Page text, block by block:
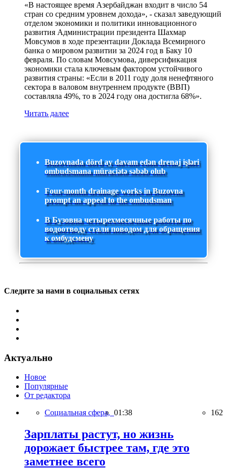
«В настоящее время Азербайджан входит в число 54
стран со средним уровнем дохода», - сказал заведующий
отделом экономики и политики инновационного
развития Администрации президента Шахмар
Мовсумов в ходе презентации Доклада Всемирного
банка о мировом развитии за 2024 год в Баку 10
февраля. По словам Мовсумова, диверсификация
экономики стала ключевым фактором устойчивого
развития страны: «Если в 2011 году доля ненефтяного
сектора в валовом внутреннем продукте (ВВП)
составляла 49%, то в 2024 году она достигла 68%».
Читать далее
Buzovnada dörd ay davam edən drenaj işləri
ombudsmana müraciətə səbəb olub
Four-month drainage works in Buzovna
prompt an appeal to the ombudsman
В Бузовна четырехмесячные работы по
водоотводу стали поводом для обращения
к омбудсмену
Следите за нами в социальных сетях
Актуально
Новое
Популярные
От редактора
Социальная сфера, 01:38 162
Зарплаты растут, но жизнь
дорожает быстрее там, где это
заметнее всего